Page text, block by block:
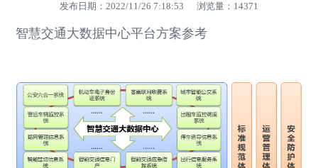
发布日期：2022/11/26 7:18:53 浏览量： 14371
智慧交通大数据中心平台方案参考